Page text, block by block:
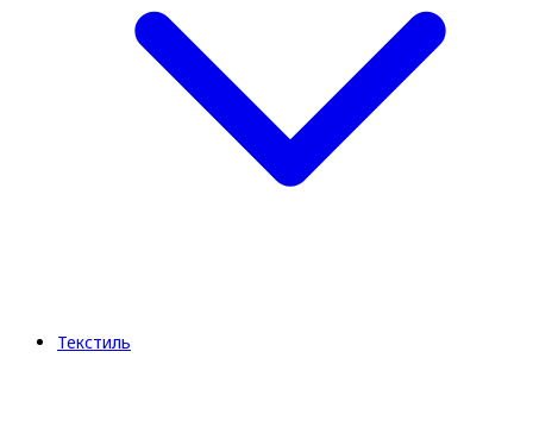
Текстиль